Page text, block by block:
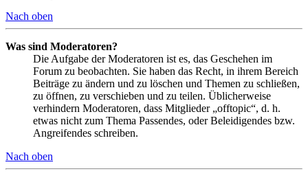
Nach oben
Was sind Moderatoren?
Die Aufgabe der Moderatoren ist es, das Geschehen im
Forum zu beobachten. Sie haben das Recht, in ihrem Bereich
Beiträge zu ändern und zu löschen und Themen zu schließen,
zu öffnen, zu verschieben und zu teilen. Üblicherweise
verhindern Moderatoren, dass Mitglieder „offtopic“, d. h.
etwas nicht zum Thema Passendes, oder Beleidigendes bzw.
Angreifendes schreiben.
Nach oben